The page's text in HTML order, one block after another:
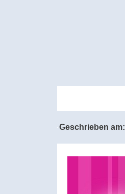
Geschrieben am: